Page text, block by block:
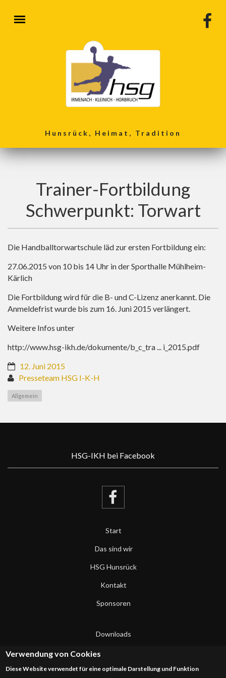
Hunsrück, Heimat, Tradition
Trainer-Fortbildung
Schwerpunkt: Torwart
Die Handballtorwartschule läd zur ersten Fortbildung ein:
27.06.2015 von 10 bis 14 Uhr in der Sporthalle Mühlheim-
Kärlich
Die Fortbildung wird für die B- und C-Lizenz anerkannt. Die
Anmeldefrist wurde bis zum 16. Juni 2015 verlängert.
Weitere Infos unter
http://www.hsg-ikh.de/dokumente/b_c_tra ... i_2015.pdf
12. Juni 2015
Presseteam HSG I-K-H
Allgemein
HSG-IKH bei Facebook
Start
Das sind wir
HSG Hunsrück
Kontakt
Sponsoren
Downloads
Datenschutzerklärung
Impressum
Verwendung von Cookies
Diese Website verwendet für eine optimale Darstellung und Funktion